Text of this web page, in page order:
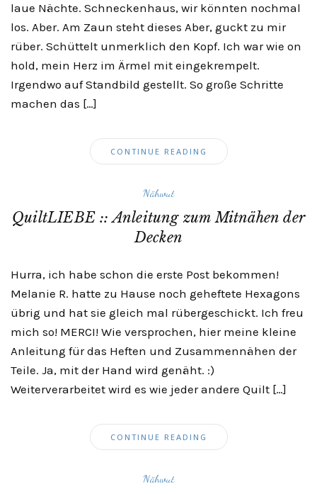
laue Nächte. Schneckenhaus, wir könnten nochmal
los. Aber. Am Zaun steht dieses Aber, guckt zu mir
rüber. Schüttelt unmerklich den Kopf. Ich war wie on
hold, mein Herz im Ärmel mit eingekrempelt.
Irgendwo auf Standbild gestellt. So große Schritte
machen das […]
CONTINUE READING
Nähwut
QuiltLIEBE :: Anleitung zum Mitnähen der
Decken
Hurra, ich habe schon die erste Post bekommen!
Melanie R. hatte zu Hause noch geheftete Hexagons
übrig und hat sie gleich mal rübergeschickt. Ich freu
mich so! MERCI! Wie versprochen, hier meine kleine
Anleitung für das Heften und Zusammennähen der
Teile. Ja, mit der Hand wird genäht. :)
Weiterverarbeitet wird es wie jeder andere Quilt […]
CONTINUE READING
Nähwut